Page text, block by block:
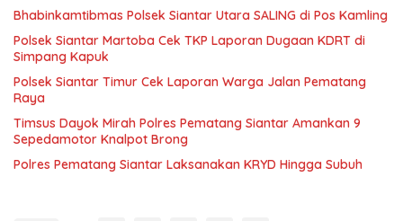
Bhabinkamtibmas Polsek Siantar Utara SALING di Pos Kamling
Polsek Siantar Martoba Cek TKP Laporan Dugaan KDRT di
Simpang Kapuk
Polsek Siantar Timur Cek Laporan Warga Jalan Pematang
Raya
Timsus Dayok Mirah Polres Pematang Siantar Amankan 9
Sepedamotor Knalpot Brong
Polres Pematang Siantar Laksanakan KRYD Hingga Subuh